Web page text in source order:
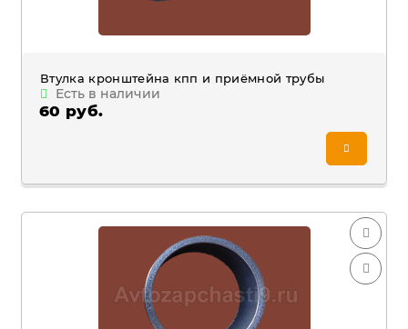
Втулка кронштейна кпп и приёмной трубы
Есть в наличии
60 руб.